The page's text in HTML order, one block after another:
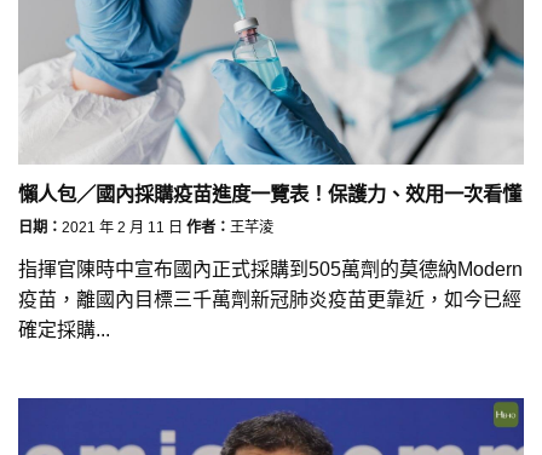
懶人包／國內採購疫苗進度一覽表！保護力、效用一次看懂
日期： 2021 年 2 月 11 日 作者： 王芊淩
指揮官陳時中宣布國內正式採購到505萬劑的莫德納Modern
疫苗，離國內目標三千萬劑新冠肺炎疫苗更靠近，如今已經
確定採購...